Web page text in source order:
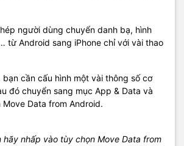
người dùng chuyển danh bạ, hình
từ Android sang iPhone chỉ với vài thao
cần cấu hình một vài thông số cơ
đó chuyển sang mục App & Data và
Data from Android.
hãy nhấp vào tùy chọn Move Data from